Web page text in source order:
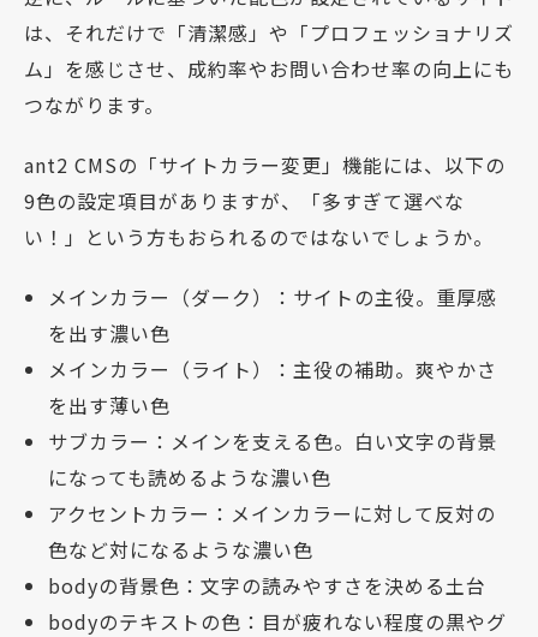
は、それだけで「清潔感」や「プロフェッショナリズ
ム」を感じさせ、成約率やお問い合わせ率の向上にも
つながります。
ant2 CMSの「サイトカラー変更」機能には、以下の
9色の設定項目がありますが、「多すぎて選べな
い！」という方もおられるのではないでしょうか。
メインカラー（ダーク）：サイトの主役。重厚感
を出す濃い色
メインカラー（ライト）：主役の補助。爽やかさ
を出す薄い色
サブカラー：メインを支える色。白い文字の背景
になっても読めるような濃い色
アクセントカラー：メインカラーに対して反対の
色など対になるような濃い色
bodyの背景色：文字の読みやすさを決める土台
bodyのテキストの色：目が疲れない程度の黒やグ